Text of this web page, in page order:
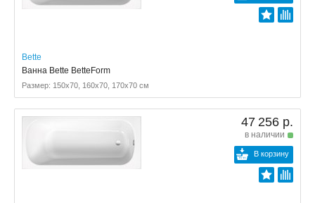
Bette
Ванна Bette BetteForm
Размер: 150x70, 160x70, 170x70 см
47 256 р.
в наличии
В корзину